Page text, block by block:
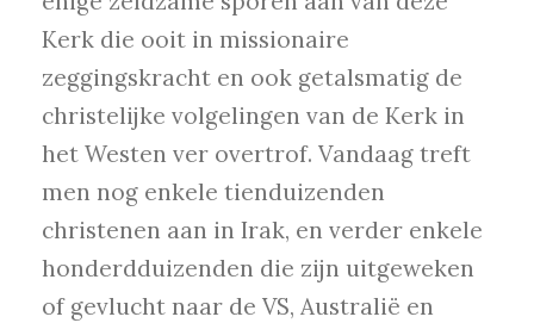
Kerk die ooit in missionaire
zeggingskracht en ook getalsmatig de
christelijke volgelingen van de Kerk in
het Westen ver overtrof. Vandaag treft
men nog enkele tienduizenden
christenen aan in Irak, en verder enkele
honderdduizenden die zijn uitgeweken
of gevlucht naar de VS, Australië en